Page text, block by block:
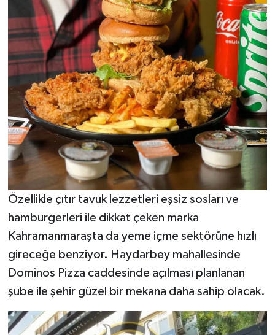
Özellikle çıtır tavuk lezzetleri eşsiz sosları ve
hamburgerleri ile dikkat çeken marka
Kahramanmaraşta da yeme içme sektörüne hızlı
gireceğe benziyor. Haydarbey mahallesinde
Dominos Pizza caddesinde açılması planlanan
şube ile şehir güzel bir mekana daha sahip olacak.
YEREL
BÖLGEDEN
BİLİM TEKNOLOJİ
ASAYİŞ
SEÇİM 2015
ÇEVRE
BİLİM VE TEKNOLOJİ
YARIŞMALAR
TANITIM
HABERDE İNSAN